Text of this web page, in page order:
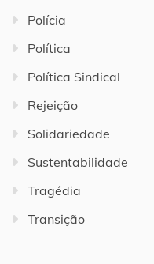
Polícia
Política
Política Sindical
Rejeição
Solidariedade
Sustentabilidade
Tragédia
Transição